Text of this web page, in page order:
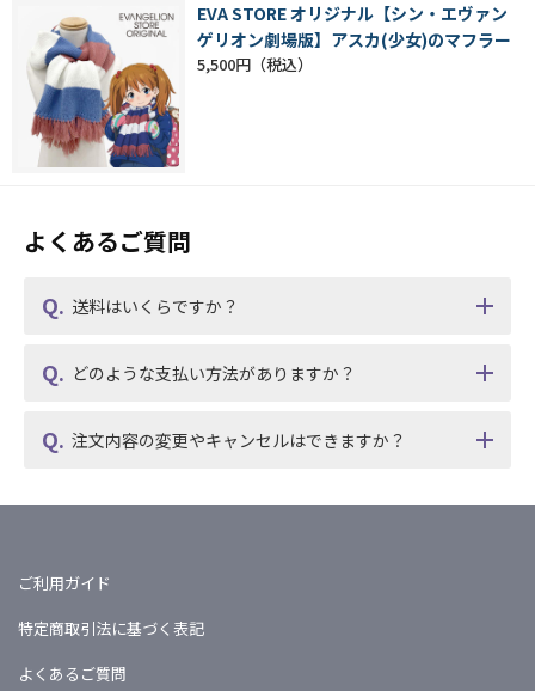
EVA STORE オリジナル【シン・エヴァン
ゲリオン劇場版】アスカ(少女)のマフラー
5,500円
よくあるご質問
送料はいくらですか？
どのような支払い方法がありますか？
注文内容の変更やキャンセルはできますか？
ご利用ガイド
特定商取引法に基づく表記
よくあるご質問